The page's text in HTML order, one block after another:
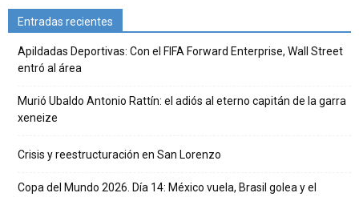
Entradas recientes
Apildadas Deportivas: Con el FIFA Forward Enterprise, Wall Street
entró al área
Murió Ubaldo Antonio Rattín: el adiós al eterno capitán de la garra
xeneize
Crisis y reestructuración en San Lorenzo
Copa del Mundo 2026. Día 14: México vuela, Brasil golea y el